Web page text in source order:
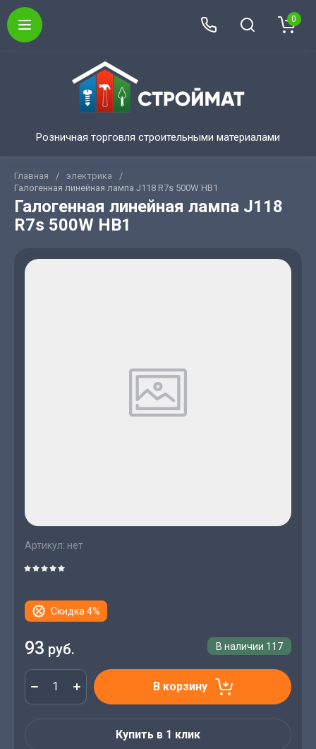
Розничная торговля строительными материалами
0
Главная / электрика
/
Галогенная линейная лампа J118 R7s 500W HB1
Галогенная линейная лампа J118
R7s 500W HB1
Артикул: нет
Скидка 4%
В наличии 117
93 руб.
В корзину
Купить в 1 клик